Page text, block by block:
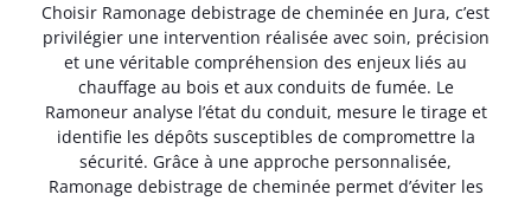
Choisir Ramonage debistrage de cheminée en Jura, c’est
privilégier une intervention réalisée avec soin, précision
et une véritable compréhension des enjeux liés au
chauffage au bois et aux conduits de fumée. Le
Ramoneur analyse l’état du conduit, mesure le tirage et
identifie les dépôts susceptibles de compromettre la
sécurité. Grâce à une approche personnalisée,
Ramonage debistrage de cheminée permet d’éviter les